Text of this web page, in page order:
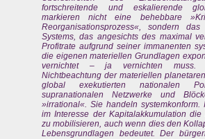
fortschreitende und eskalierende
markieren nicht eine behebbare
Reorganisationsprozess«, sondern
Systems, das angesichts des maximal
Profitrate aufgrund seiner immanenten
die eigenen materiellen Grundlagen
vernichtet – ja vernichten muss.
Nichtbeachtung der materiellen
global exekutierten nationalen
supranationalen Netzwerke und
»irrational«. Sie handeln systemkonform.
im Interesse der Kapitalakkumulation die
zu mobilisieren, auch wenn dies den
Lebensgrundlagen bedeutet. Der